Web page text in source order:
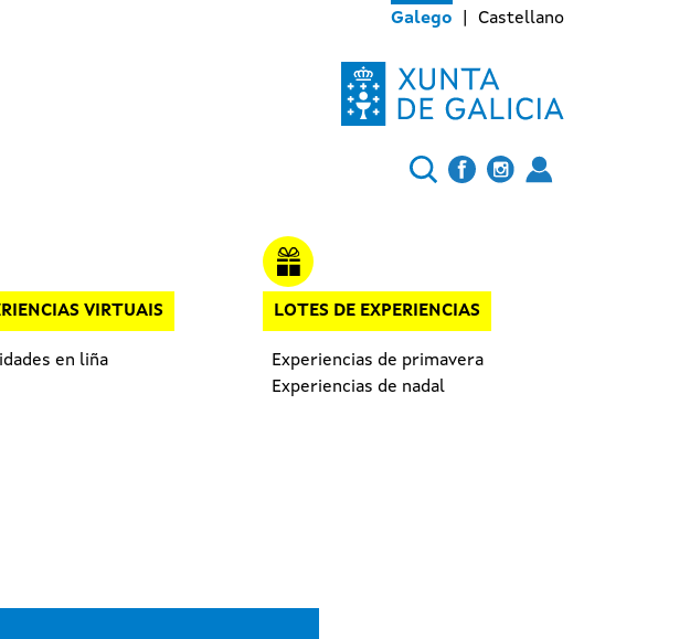
Galego Castellano
VIRTUAIS
en liña
LOTES DE EXPERIENCIAS
Experiencias de primavera
Experiencias de nadal